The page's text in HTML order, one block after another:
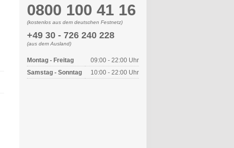
0800 100 41 16
(kostenlos aus dem deutschen Festnetz)
+49 30 - 726 240 228
(aus dem Ausland)
Montag - Freitag
09:00 - 22:00 Uhr
Samstag - Sonntag
10:00 - 22:00 Uhr